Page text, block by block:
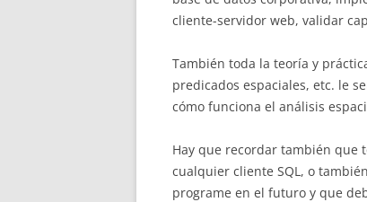
cliente-servidor web, validar
También toda la teoría y
predicados espaciales, etc. le
cómo funciona el análisis
Hay que recordar también que
cualquier cliente SQL, o
programe en el futuro y que